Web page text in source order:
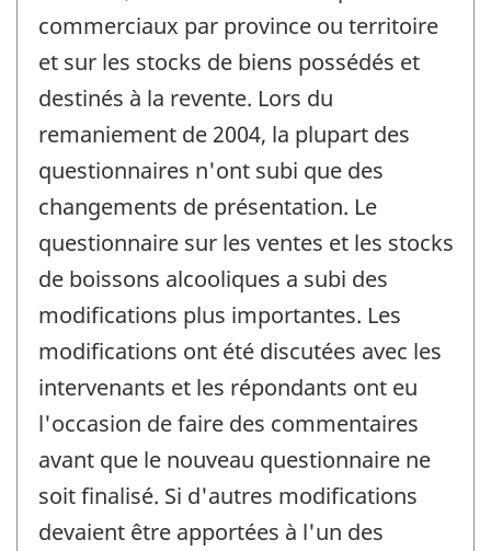
commerciaux par province ou territoire
et sur les stocks de biens possédés et
destinés à la revente. Lors du
remaniement de 2004, la plupart des
questionnaires n'ont subi que des
changements de présentation. Le
questionnaire sur les ventes et les stocks
de boissons alcooliques a subi des
modifications plus importantes. Les
modifications ont été discutées avec les
intervenants et les répondants ont eu
l'occasion de faire des commentaires
avant que le nouveau questionnaire ne
soit finalisé. Si d'autres modifications
devaient être apportées à l'un des